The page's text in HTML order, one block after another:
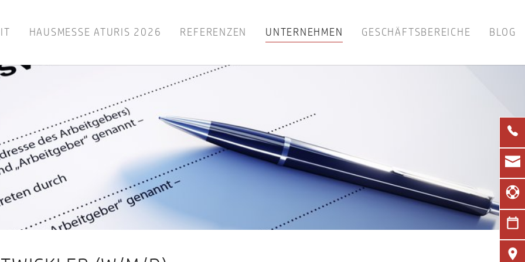
HAUSMESSE ATURIS 2026 REFERENZEN UNTERNEHMEN GESCHÄFTSBEREICHE BLOG